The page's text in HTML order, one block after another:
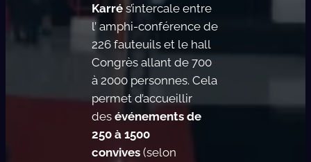
Karré s’intercale entre
l’ amphi-conférence de
226 fauteuils et le hall
Congrès allant de 700
à 2000 personnes. Cela
permet d’accueillir
desévénements de
250 à 1500
convives (selon